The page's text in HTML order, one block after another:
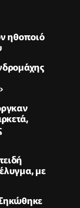
ηθοποιό
με